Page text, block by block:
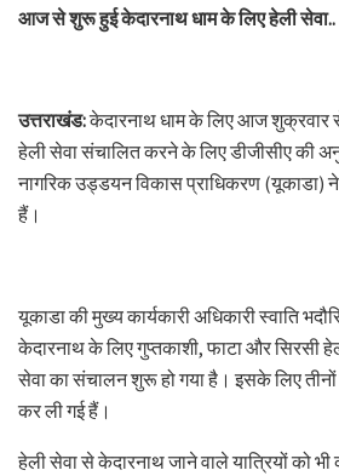
आज से शुरू हुई केदारनाथ धाम के लिए हेली सेवा..
उत्तराखंड:केदारनाथ धाम के लिए आज शुक्रवार
हेली सेवा संचालित करने के लिए डीजीसीए की
नागरिक उड्डयन विकास प्राधिकरण (यूकाडा) ने
हैं।
यूकाडा की मुख्य कार्यकारी अधिकारी स्वाति
केदारनाथ के लिए गुप्तकाशी, फाटा और सिरसी
सेवा का संचालन शुरू हो गया है। इसके लिए तीनों
कर ली गई हैं।
हेली सेवा से केदारनाथ जाने वाले यात्रियों को भी